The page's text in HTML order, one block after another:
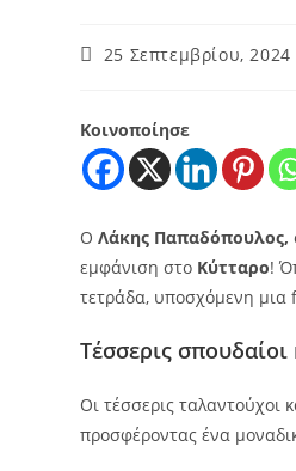
25 Σεπτεμβρίου, 2024
Κοινοποίησε
ΟΛάκης Παπαδόπουλος,
εμφάνιση στο Κύτταρο!
τετράδα, υποσχόμενη μια
Τέσσερις σπουδαίοι
Οι τέσσερις ταλαντούχοι
προσφέροντας ένα